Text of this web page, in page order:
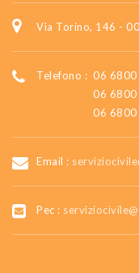
Via Torino, 146 -
Telefono : 06
06 6800
06 6800
Email :
Pec :